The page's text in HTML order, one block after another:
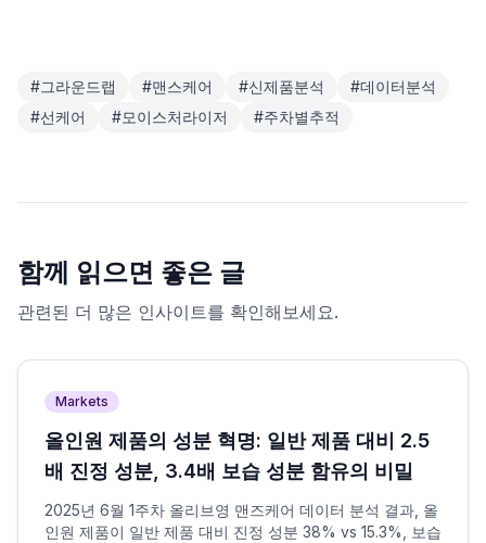
#그라운드랩 #맨스케어 #신제품분석 #데이터분석
#선케어 #모이스처라이저 #주차별추적
함께 읽으면 좋은 글
관련된 더 많은 인사이트를 확인해보세요.
Markets
올인원 제품의 성분 혁명: 일반 제품 대비 2.5
배 진정 성분, 3.4배 보습 성분 함유의 비밀
2025년 6월 1주차 올리브영 맨즈케어 데이터 분석 결과, 올
인원 제품이 일반 제품 대비 진정 성분 38% vs 15.3%, 보습